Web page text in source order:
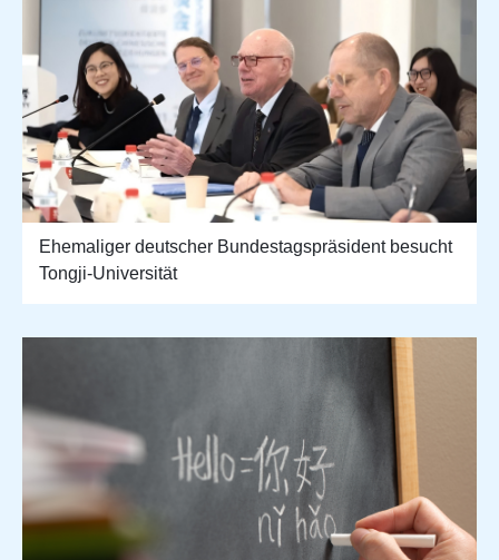
Ehemaliger deutscher Bundestagspräsident besucht
Tongji-Universität